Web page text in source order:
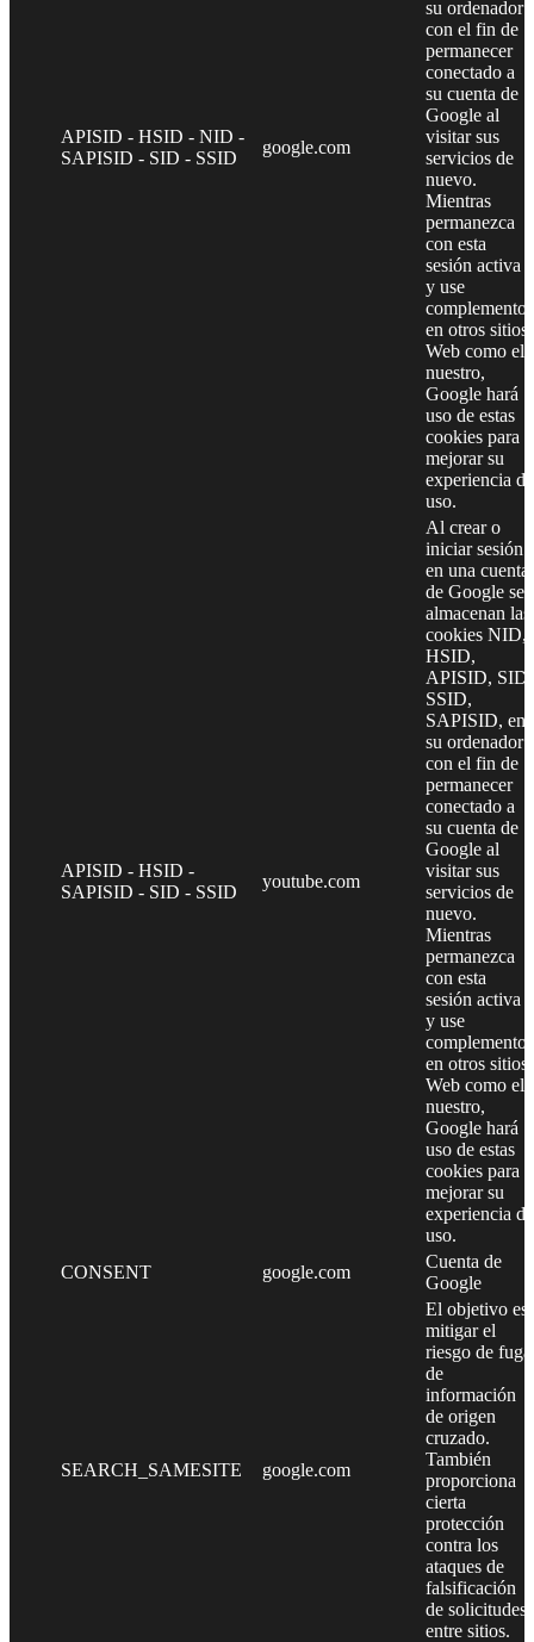
APISID - HSID - NID -
SAPISID - SID - SSID
google.com
su ordenador
con el fin de
permanecer
conectado a
su cuenta de
Google al
visitar sus
servicios de
nuevo.
Mientras
permanezca
con esta
sesión activa
y use
complementos
en otros sitios
Web como el
nuestro,
Google hará
uso de estas
cookies para
mejorar su
experiencia de
uso.
APISID - HSID -
SAPISID - SID - SSID
youtube.com
Al crear o
iniciar sesión
en una cuenta
de Google se
almacenan las
cookies NID,
HSID,
APISID, SID,
SSID,
SAPISID, en
su ordenador
con el fin de
permanecer
conectado a
su cuenta de
Google al
visitar sus
servicios de
nuevo.
Mientras
permanezca
con esta
sesión activa
y use
complementos
en otros sitios
Web como el
nuestro,
Google hará
uso de estas
cookies para
mejorar su
experiencia de
uso.
CONSENT
google.com
Cuenta de
Google
SEARCH_SAMESITE google.com
El objetivo es
mitigar el
riesgo de fuga
de
información
de origen
cruzado.
También
proporciona
cierta
protección
contra los
ataques de
falsificación
de solicitudes
entre sitios.